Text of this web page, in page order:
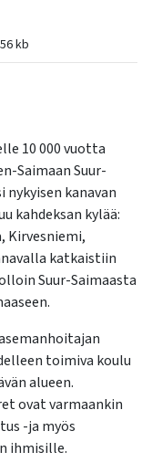
kb
10 000 vuotta
Saimaan Suur-
kanavan
kahdeksan kylää:
Kirvesniemi,
katkaistiin
Suur-Saimaasta
toimiva koulu
alueen.
ovat varmaankin
-ja myös
ihmisille.